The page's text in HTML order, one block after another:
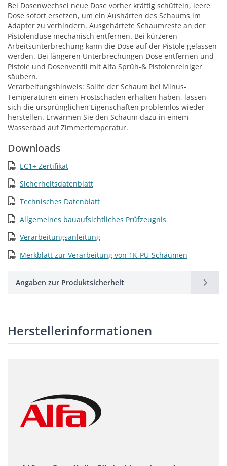
Bei Dosenwechsel neue Dose vorher kräftig schütteln, leere
Dose sofort ersetzen, um ein Aushärten des Schaums im
Adapter zu verhindern. Ausgehärtete Schaumreste an der
Pistolendüse mechanisch entfernen. Bei kürzeren
Arbeitsunterbrechung kann die Dose auf der Pistole gelassen
werden. Bei längeren Unterbrechungen Dose entfernen und
Pistole und Dosenventil mit Alfa Sprüh-& Pistolenreiniger
säubern.
Verarbeitungshinweis: Sollte der Schaum bei Minus-
Temperaturen einen Frostschaden erhalten haben, lassen
sich die ursprünglichen Eigenschaften problemlos wieder
herstellen. Erwärmen Sie den Schaum dazu in einem
Wasserbad auf Zimmertemperatur.
Downloads
EC1+ Zertifikat
Sicherheitsdatenblatt
Technisches Datenblatt
Allgemeines bauaufsichtliches Prüfzeugnis
Verarbeitungsanleitung
Merkblatt zur Verarbeitung von 1K-PU-Schäumen
Angaben zur Produktsicherheit
Herstellerinformationen